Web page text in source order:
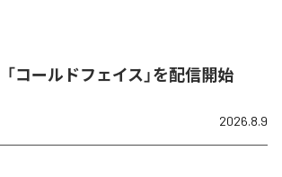
コールドフェイス」を配信開始
2026.8.9